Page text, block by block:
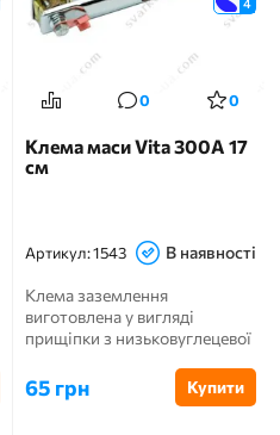
0 0
Клема маси Vita 300А 17
см
Артикул:1543 В наявності
Клема заземлення
виготовлена ​​у вигляді
прищіпки з низьковуглецевої
65 грн Купити